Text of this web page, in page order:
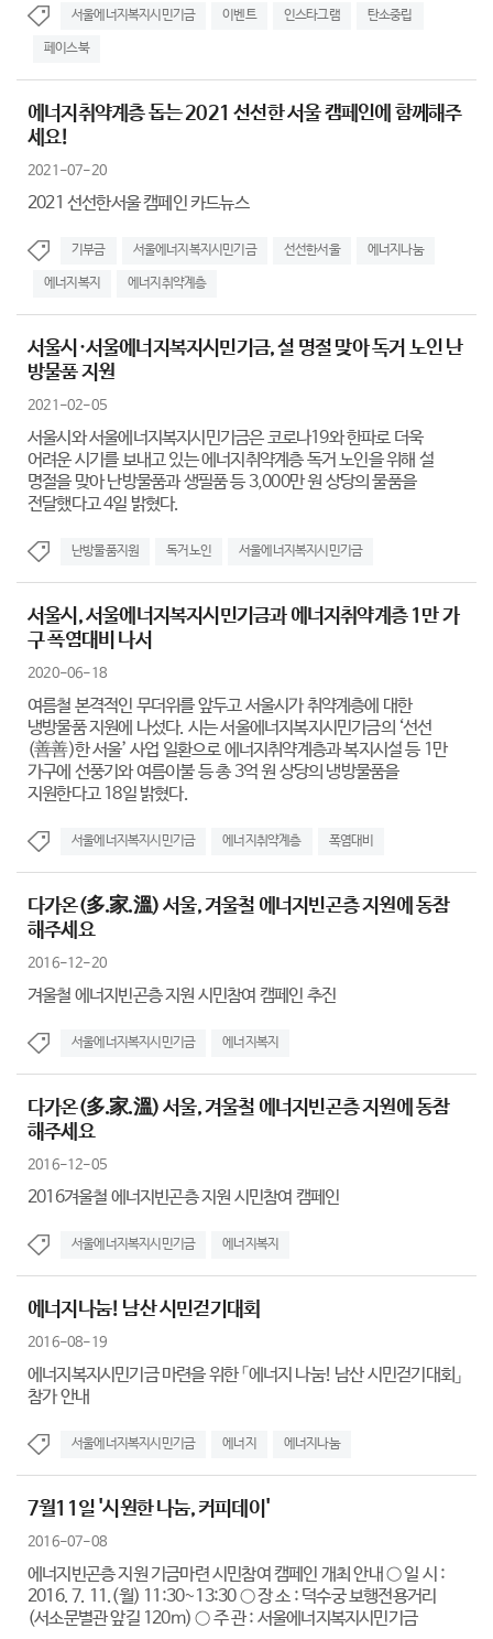
서울에너지복지시민기금 이벤트 인스타그램 탄소중립
페이스북
에너지취약계층 돕는 2021 선선한 서울 캠페인에 함께해주
세요!
2021-07-20
2021 선선한서울 캠페인 카드뉴스
기부금 서울에너지복지시민기금 선선한서울 에너지나눔
에너지복지 에너지취약계층
서울시·서울에너지복지시민기금, 설 명절 맞아 독거 노인 난
방물품 지원
2021-02-05
서울시와 서울에너지복지시민기금은 코로나19와 한파로 더욱
어려운 시기를 보내고 있는 에너지취약계층 독거 노인을 위해 설
명절을 맞아 난방물품과 생필품 등 3,000만 원 상당의 물품을
전달했다고 4일 밝혔다.
난방물품지원 독거노인 서울에너지복지시민기금
서울시, 서울에너지복지시민기금과 에너지취약계층 1만 가
구 폭염대비 나서
2020-06-18
여름철 본격적인 무더위를 앞두고 서울시가 취약계층에 대한
냉방물품 지원에 나섰다. 시는 서울에너지복지시민기금의 ‘선선
(善善)한 서울’ 사업 일환으로 에너지취약계층과 복지시설 등 1만
가구에 선풍기와 여름이불 등 총 3억 원 상당의 냉방물품을
지원한다고 18일 밝혔다.
서울에너지복지시민기금 에너지취약계층 폭염대비
다가온(多.家.溫) 서울, 겨울철 에너지빈곤층 지원에 동참
해주세요
2016-12-20
겨울철 에너지빈곤층 지원 시민참여 캠페인 추진
서울에너지복지시민기금 에너지복지
다가온(多.家.溫) 서울, 겨울철 에너지빈곤층 지원에 동참
해주세요
2016-12-05
2016겨울철 에너지빈곤층 지원 시민참여 캠페인
서울에너지복지시민기금 에너지복지
에너지나눔! 남산 시민걷기대회
2016-08-19
에너지복지시민기금 마련을 위한 「에너지 나눔! 남산 시민걷기대회」
참가 안내
서울에너지복지시민기금 에너지 에너지나눔
7월11일 '시원한 나눔, 커피데이'
2016-07-08
에너지빈곤층 지원 기금마련 시민참여 캠페인 개최 안내 ○ 일 시 :
2016. 7. 11.(월) 11:30~13:30 ○ 장 소 : 덕수궁 보행전용거리
(서소문별관 앞길 120m) ○ 주 관 : 서울에너지복지시민기금